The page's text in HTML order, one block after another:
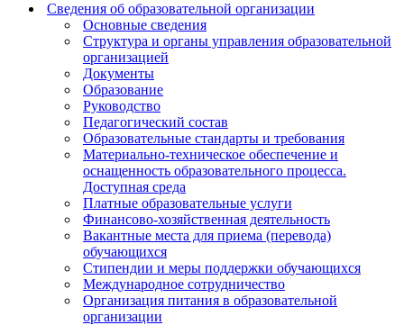
Сведения об образовательной организации
Основные сведения
Структура и органы управления образовательной
организацией
Документы
Образование
Руководство
Педагогический состав
Образовательные стандарты и требования
Материально-техническое обеспечение и
оснащенность образовательного процесса.
Доступная среда
Платные образовательные услуги
Финансово-хозяйственная деятельность
Вакантные места для приема (перевода)
обучающихся
Стипендии и меры поддержки обучающихся
Международное сотрудничество
Организация питания в образовательной
организации